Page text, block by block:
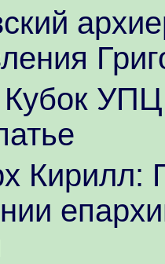
УПЦ
Кирилл: